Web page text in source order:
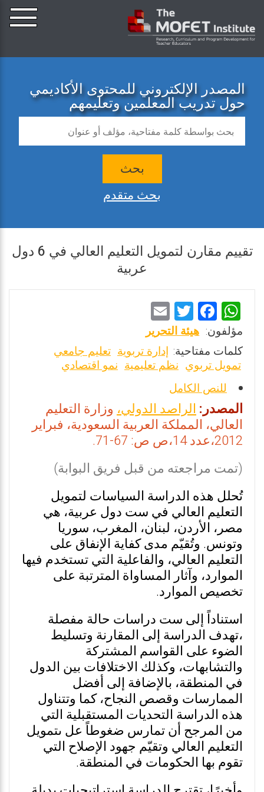
المصدر الإلكتروني للمحتوى الأكاديمي
حول تدريب المعلمين وتعليمهم
بحث
بحث متقدم
تقييم مقارن لتمويل التعليم العالي في 6 دول
عربية
W
h
at
s
A
p
p
F
a
ce
b
o
o
k
T
wi
tt
er
m
ai
l
مؤلفون: هيئة التحرير
كلمات مفتاحية: إدارة تربوية تعليم جامعي
تمويل تربوي نظم تعليمية نمو اقتصادي
للنص الكامل
المصدر:الراصد الدولي، وزارة التعليم
العالي، المملكة العربية السعودية، فبراير
2012،عدد 14،ص ص: 67-71.
(تمت مراجعته من قبل فريق البوابة)
تُحلل هذه الدراسة السياسات لتمويل
التعليم العالي في ست دول عربية، هي
مصر، الأردن، لبنان، المغرب، سوريا
وتونس. وتُقيّم مدى كفاية الإنفاق على
التعليم العالي، والفاعلية التي تستخدم فيها
الموارد، وآثار المساواة المترتبة على
تخصيص الموارد.
استناداً إلى ست دراسات حالة مفصلة
،تهدف الدراسة إلى المقارنة وتسليط
الضوء على القواسم المشتركة
والتشابهات، وكذلك الاختلافات بين الدول
في المنطقة، بالإضافة إلى أفضل
الممارسات وقصص النجاح، كما وتتناول
هذه الدراسة التحديات المستقبلية التي
من المرجح أن تمارس ضغوطاً عل ىتمويل
التعليم العالي وتقيّم جهود الإصلاح التي
تقوم بها الحكومات في المنطقة.